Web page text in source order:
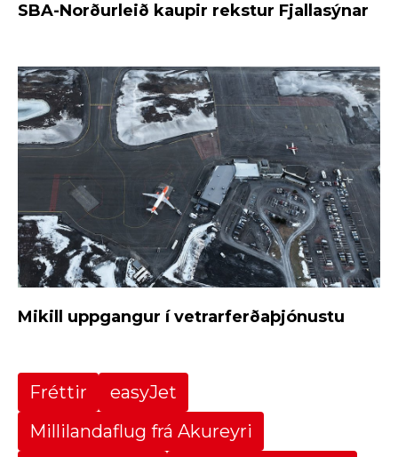
SBA-Norðurleið kaupir rekstur Fjallasýnar
Mikill uppgangur í vetrarferðaþjónustu
Fréttir
easyJet
Millilandaflug frá Akureyri